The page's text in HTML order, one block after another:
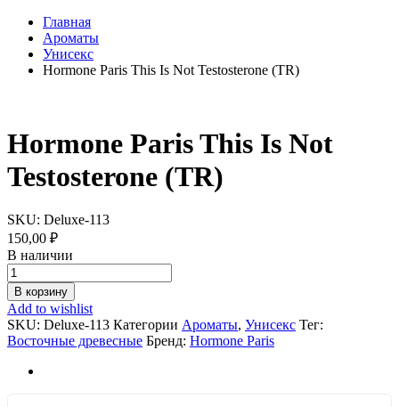
Главная
Ароматы
Унисекс
Hormone Paris This Is Not Testosterone (TR)
Hormone Paris This Is Not
Testosterone (TR)
SKU: Deluxe-113
150,00 ₽
В наличии
Hormone
Paris
This
Is
Not
Testosterone
(TR)
В корзину
Add to wishlist
SKU: Deluxe-113 Категории Ароматы, Унисекс Тег:
Восточные древесные Бренд: Hormone Paris